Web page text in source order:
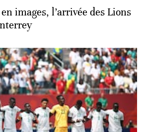
images, l’arrivée des Lions